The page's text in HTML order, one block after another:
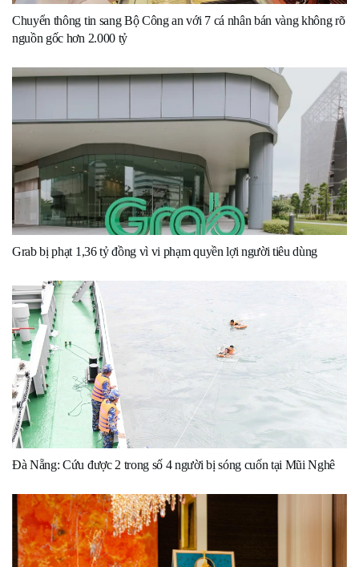
Chuyển thông tin sang Bộ Công an với 7 cá nhân bán vàng không rõ
nguồn gốc hơn 2.000 tỷ
Grab bị phạt 1,36 tỷ đồng vì vi phạm quyền lợi người tiêu dùng
Đà Nẵng: Cứu được 2 trong số 4 người bị sóng cuốn tại Mũi Nghê